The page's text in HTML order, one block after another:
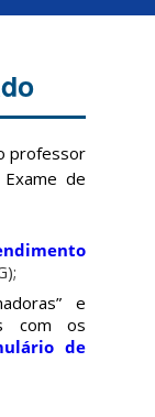
professor
de
e
com os
de